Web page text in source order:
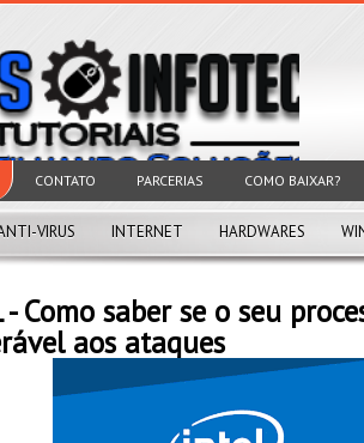
CONTATO PARCERIAS COMO BAIXAR?
VIRUS INTERNET HARDWARES
- Como saber se o seu
aos ataques